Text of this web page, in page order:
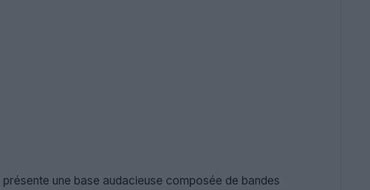
présente une base audacieuse composée de bandes